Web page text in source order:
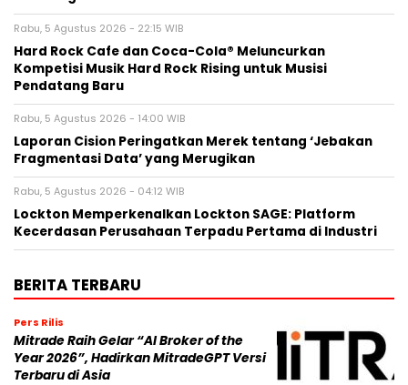
Rabu, 5 Agustus 2026 - 22:15 WIB
Hard Rock Cafe dan Coca-Cola® Meluncurkan
Kompetisi Musik Hard Rock Rising untuk Musisi
Pendatang Baru
Rabu, 5 Agustus 2026 - 14:00 WIB
Laporan Cision Peringatkan Merek tentang ‘Jebakan
Fragmentasi Data’ yang Merugikan
Rabu, 5 Agustus 2026 - 04:12 WIB
Lockton Memperkenalkan Lockton SAGE: Platform
Kecerdasan Perusahaan Terpadu Pertama di Industri
BERITA TERBARU
Pers Rilis
Mitrade Raih Gelar “AI Broker of the
Year 2026”, Hadirkan MitradeGPT Versi
Terbaru di Asia